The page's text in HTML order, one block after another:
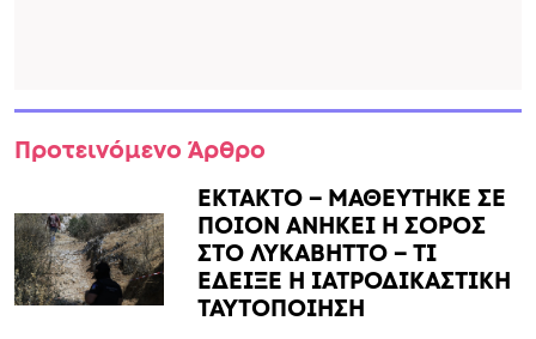
Προτεινόμενο Άρθρο
ΕΚΤΑΚΤΟ – ΜΑΘΕΥΤΗΚΕ ΣΕ
ΠΟΙΟΝ ΑΝΗΚΕΙ Η ΣΟΡΟΣ
ΣΤΟ ΛΥΚΑΒΗΤΤΟ – ΤΙ
ΕΔΕΙΞΕ Η ΙΑΤΡΟΔΙΚΑΣΤΙΚΗ
ΤΑΥΤΟΠΟΙΗΣΗ